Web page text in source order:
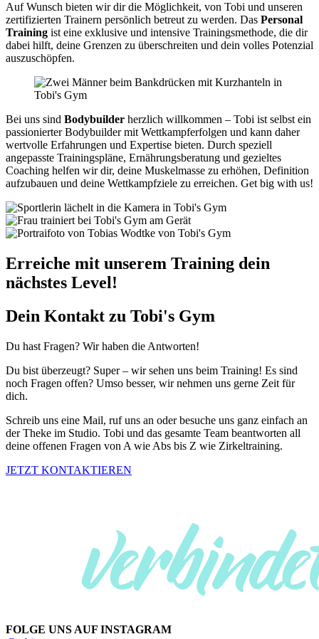
Auf Wunsch bieten wir dir die Möglichkeit, von Tobi und unseren
zertifizierten Trainern persönlich betreut zu werden. Das Personal
Training ist eine exklusive und intensive Trainingsmethode, die dir
dabei hilft, deine Grenzen zu überschreiten und dein volles Potenzial
auszuschöpfen.
Bei uns sind Bodybuilder herzlich willkommen – Tobi ist selbst ein
passionierter Bodybuilder mit Wettkampferfolgen und kann daher
wertvolle Erfahrungen und Expertise bieten. Durch speziell
angepasste Trainingspläne, Ernährungsberatung und gezieltes
Coaching helfen wir dir, deine Muskelmasse zu erhöhen, Definition
aufzubauen und deine Wettkampfziele zu erreichen. Get big with us!
Erreiche mit unserem Training dein
nächstes Level!
Dein Kontakt zu Tobi's Gym
Du hast Fragen? Wir haben die Antworten!
Du bist überzeugt? Super – wir sehen uns beim Training! Es sind
noch Fragen offen? Umso besser, wir nehmen uns gerne Zeit für
dich.
Schreib uns eine Mail, ruf uns an oder besuche uns ganz einfach an
der Theke im Studio. Tobi und das gesamte Team beantworten all
deine offenen Fragen von A wie Abs bis Z wie Zirkeltraining.
JETZT KONTAKTIEREN
FOLGE UNS AUF INSTAGRAM